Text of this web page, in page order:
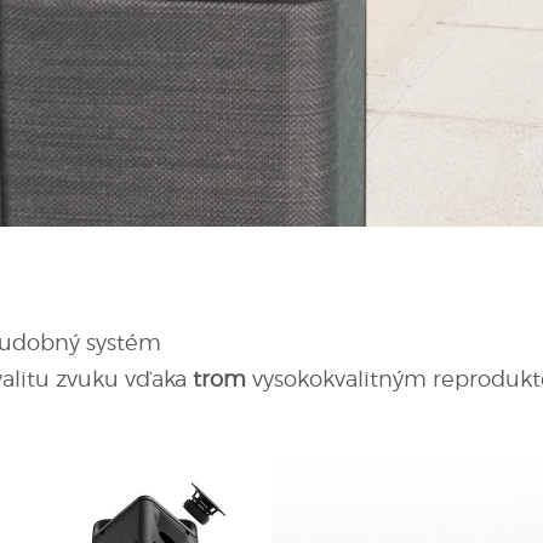
systém
zvuku vďaka trom vysokokvalitným